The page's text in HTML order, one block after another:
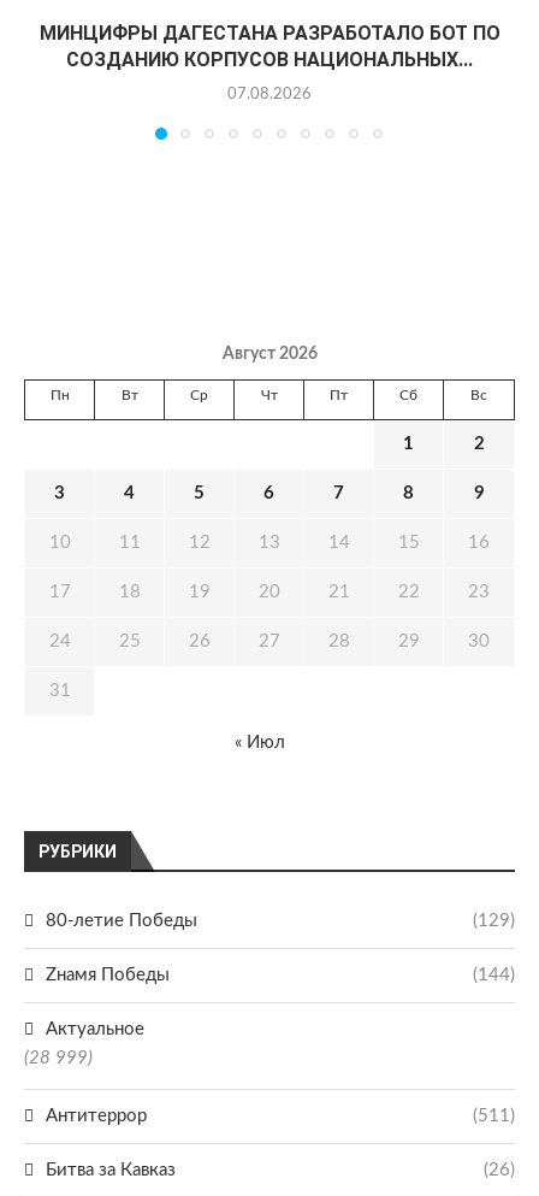
МИНЦИФРЫ ДАГЕСТАНА РАЗРАБОТАЛО БОТ ПО
СОЗДАНИЮ КОРПУСОВ НАЦИОНАЛЬНЫХ...
07.08.2026
РУБРИКИ
80-летие Победы (129)
Zнамя Победы (144)
Актуальное
(28 999)
Антитеррор (511)
Битва за Кавказ (26)
Август 2026
Пн Вт Ср Чт Пт Сб Вс
1 2
3 4 5 6 7 8 9
10 11 12 13 14 15 16
17 18 19 20 21 22 23
24 25 26 27 28 29 30
31
« Июл